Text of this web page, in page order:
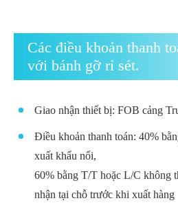
Các điều khoản thanh
với bánh gỡ rỉ sét.
Giao nhận thiết bị: FOB cảng
Điều khoản thanh toán: 40%
xuất khẩu nổi,
60% bằng T/T hoặc L/C không
nhận tại chỗ trước khi xuất hàng